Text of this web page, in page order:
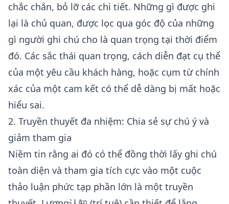
chắc chắn, bỏ lỡ các chi tiết. Những gì được ghi
lại là chủ quan, được lọc qua góc độ của những
gì người ghi chú cho là quan trọng tại thời điểm
đó. Các sắc thái quan trọng, cách diễn đạt cụ thể
của một yêu cầu khách hàng, hoặc cụm từ chính
xác của một cam kết có thể dễ dàng bị mất hoặc
hiểu sai.
2. Truyền thuyết đa nhiệm: Chia sẻ sự chú ý và
giảm tham gia
Niềm tin rằng ai đó có thể đồng thời lấy ghi chú
toàn diện và tham gia tích cực vào một cuộc
thảo luận phức tạp phần lớn là một truyền